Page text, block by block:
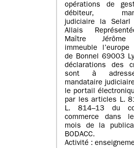
opérations de
débiteur,
judiciaire la Selarl
Allais
Maître Jérôme
immeuble
de Bonnel 69003
déclarations des
sont à
mandataire
le portail
par les articles L.
L. 814–13 du
commerce dans
mois de la
BODACC.
Activité :